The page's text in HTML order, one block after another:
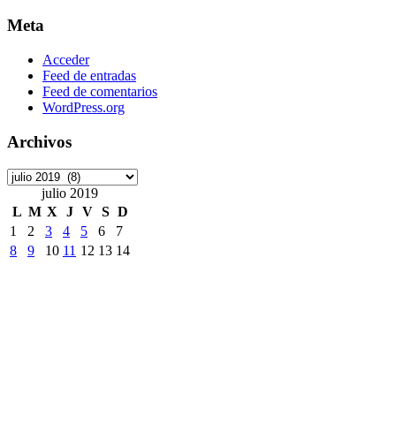
Meta
Acceder
Feed de entradas
Feed de comentarios
WordPress.org
Archivos
Archivos
julio 2019
L M X J V S D
1
2 3 4 5 6
7
8
9 10 11 12 13 14